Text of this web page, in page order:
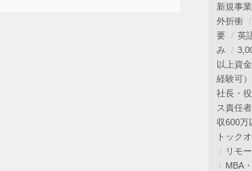
新規事
外折衝
要
英
み
以上資
経験可）
社長・
ス責任者
収600万
トック
リモ
MBA